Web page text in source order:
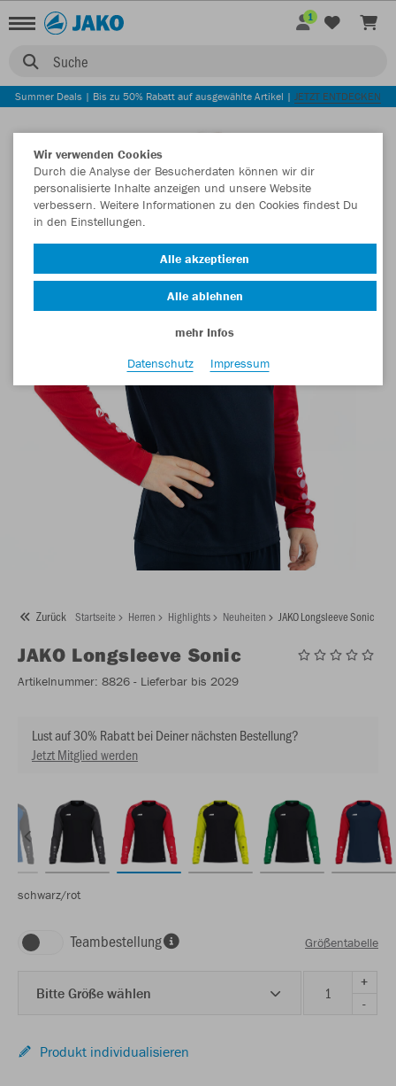
Suche
1
Summer Deals | Bis zu 50% Rabatt auf ausgewählte Artikel | JETZT ENTDECKEN
Zurück Startseite Herren Highlights Neuheiten JAKO Longsleeve Sonic
JAKO Longsleeve Sonic
Artikelnummer: 8826 - Lieferbar bis 2029
Lust auf 30% Rabatt bei Deiner nächsten Bestellung?
Jetzt Mitglied werden
schwarz/rot
Teambestellung Größentabelle
Bitte Größe wählen
+
-
Produkt individualisieren
Wir verwenden Cookies
Durch die Analyse der Besucherdaten können wir dir
personalisierte Inhalte anzeigen und unsere Website
verbessern. Weitere Informationen zu den Cookies findest Du
in den Einstellungen.
Alle akzeptieren
Alle ablehnen
mehr Infos
Datenschutz
Impressum